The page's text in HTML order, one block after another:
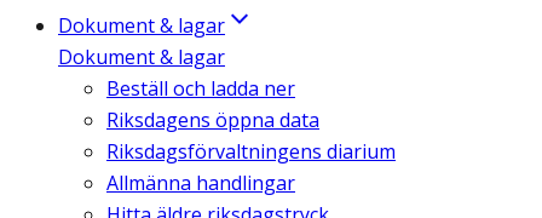
Dokument & lagar
Dokument & lagar
Beställ och ladda ner
Riksdagens öppna data
Riksdagsförvaltningens diarium
Allmänna handlingar